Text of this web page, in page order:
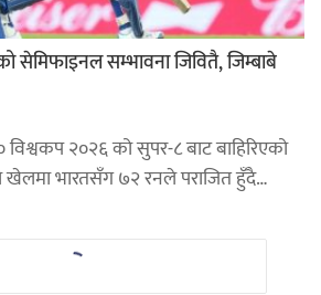
सेमिफाइनल सम्भावना जिवितै, जिम्बाबे
२०२६ को सुपर-८ बाट बाहिरिएको
खेलमा भारतसँग ७२ रनले पराजित हुँदै…